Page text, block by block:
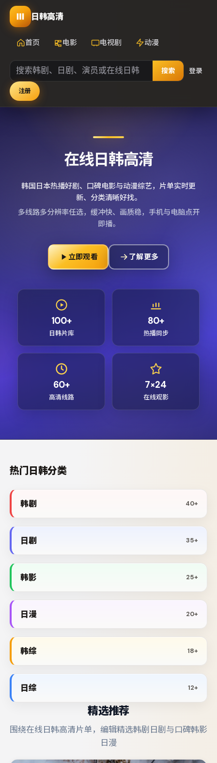
日韩高清
首页 电影 电视剧 动漫
搜索 登录
注册
在线日韩高清
韩国日本热播好剧、口碑电影与动漫综艺，片单实时更
新、分类清晰好找。
多线路多分辨率任选，缓冲快、画质稳，手机与电脑点开
即播。
立即观看 了解更多
100+
日韩片库
80+
热播同步
60+
高清线路
7×24
在线观影
热门日韩分类
韩剧 40+
日剧 35+
韩影 25+
日漫 20+
韩综 18+
日综 12+
精选推荐
围绕在线日韩高清片单，编辑精选韩剧日剧与口碑韩影
日漫